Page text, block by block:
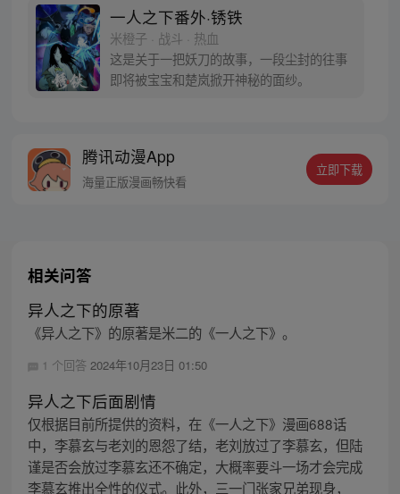
自己打工的快递公司。为了帮冯宝宝寻找她
的身世，也为了查清自己与爷爷身上的秘
密，张楚岚的生活被彻底颠覆，与冯宝宝一
同踏上“异人”之旅。
一人之下番外·锈铁
米橙子 · 战斗 · 热血
这是关于一把妖刀的故事，一段尘封的往事
即将被宝宝和楚岚掀开神秘的面纱。
腾讯动漫App
海量正版漫画畅快看
立即下载
相关问答
异人之下的原著
《异人之下》的原著是米二的《一人之下》。
1 个回答 2024年10月23日 01:50
异人之下后面剧情
仅根据目前所提供的资料，在《一人之下》漫画688话
中，李慕玄与老刘的恩怨了结，老刘放过了李慕玄，但陆
谨是否会放过李慕玄还不确定，大概率要斗一场才会完成
李慕玄推出全性的仪式。此外，三一门张家兄弟现身，